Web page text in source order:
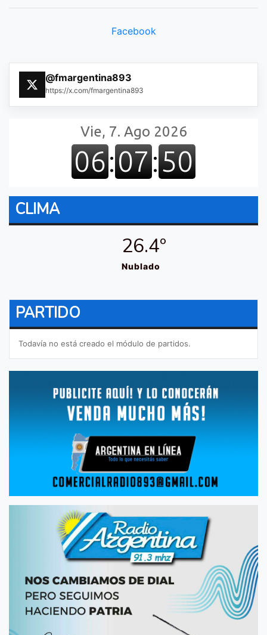
Facebook
@fmargentina893
https://x.com/fmargentina893
CLIMA
26.4º
Nublado
PARTIDO
Todavía no está creado el módulo de partidos.